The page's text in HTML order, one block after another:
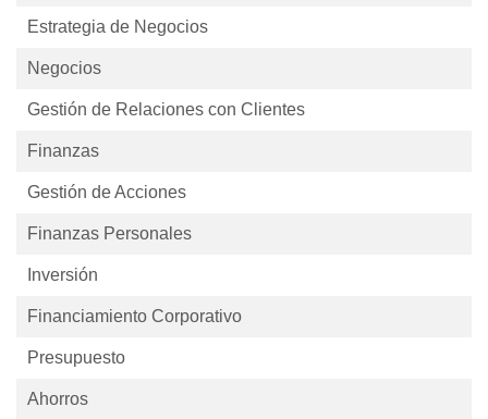
Estrategia de Negocios
Negocios
Gestión de Relaciones con Clientes
Finanzas
Gestión de Acciones
Finanzas Personales
Inversión
Financiamiento Corporativo
Presupuesto
Ahorros